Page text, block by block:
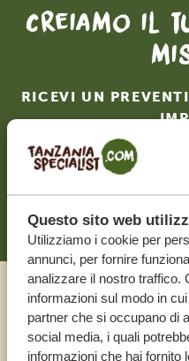
Questo sito web
Utilizziamo i cookie per
annunci, per fornire
analizzare il nostro traffico.
informazioni sul modo in
partner che si occupano di
social media, i quali
informazioni che hai fornito
Creiamo il
RICEVI UN
Chiama